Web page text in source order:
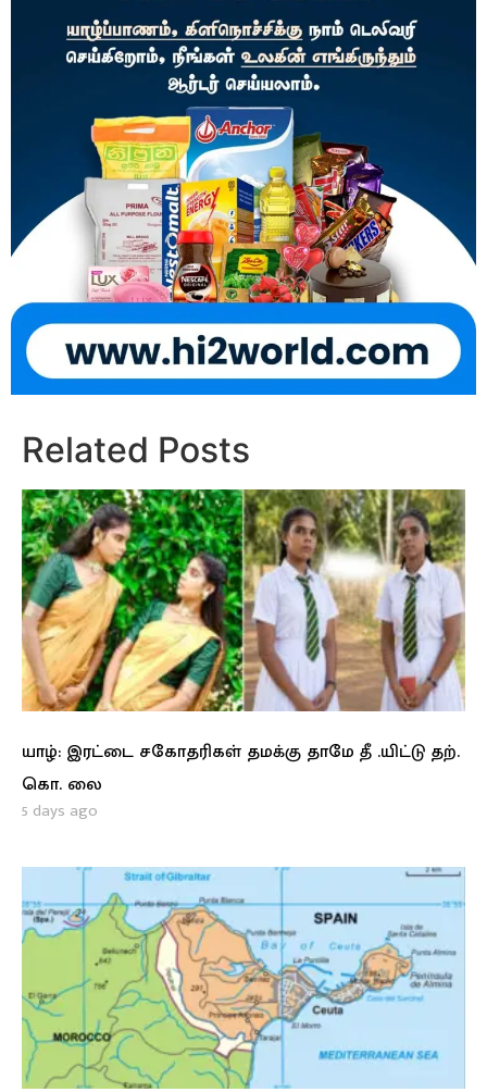
Related Posts
யாழ்: இரட்டை சகோதரிகள் தமக்கு தாமே தீ .யிட்டு தற்.
கொ. லை
5 days ago